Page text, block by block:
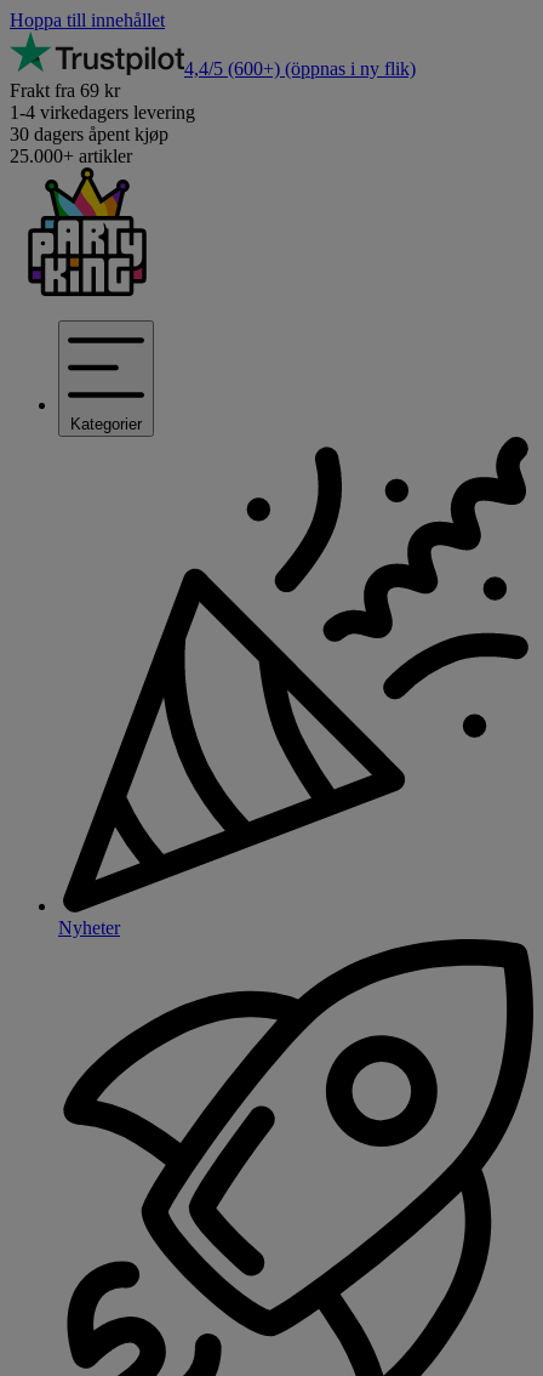
Hoppa till innehållet
4,4/5 (600+) (öppnas i ny flik)
Frakt fra 69 kr
1-4 virkedagers levering
30 dagers åpent kjøp
25.000+ artikler
Kategorier
Nyheter